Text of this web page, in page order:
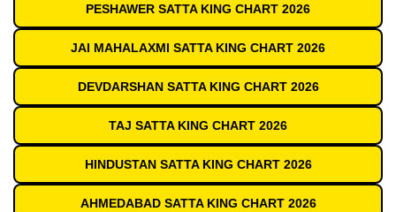
PESHAWER SATTA KING CHART 2026
JAI MAHALAXMI SATTA KING CHART 2026
DEVDARSHAN SATTA KING CHART 2026
TAJ SATTA KING CHART 2026
HINDUSTAN SATTA KING CHART 2026
AHMEDABAD SATTA KING CHART 2026